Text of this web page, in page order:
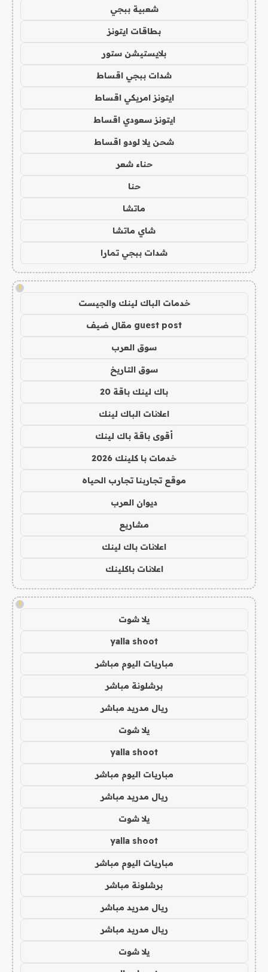
شعبية ببجي
بطاقات ايتونز
بلايستيشن ستور
شدات ببجي اقساط
ايتونز امريكي اقساط
ايتونز سعودي اقساط
شحن يلا لودو اقساط
حناء شعر
حنا
ماتشا
شاي ماتشا
شدات ببجي تمارا
!
خدمات الباك لينك والجيست
guest post مقال ضيف
سوق العرب
سوق التاريخ
باك لينك باقة 20
اعلانات الباك لينك
أقوى باقة باك لينك
خدمات با كلينك 2026
موقع تجاربنا تجارب الحياه
ديوان العرب
مشاريع
اعلانات باك لينك
اعلانات باكلينك
!
يلا شوت
yalla shoot
مباريات اليوم مباشر
برشلونة مباشر
ريال مدريد مباشر
يلا شوت
yalla shoot
مباريات اليوم مباشر
ريال مدريد مباشر
يلا شوت
yalla shoot
مباريات اليوم مباشر
برشلونة مباشر
ريال مدريد مباشر
ريال مدريد مباشر
يلا شوت